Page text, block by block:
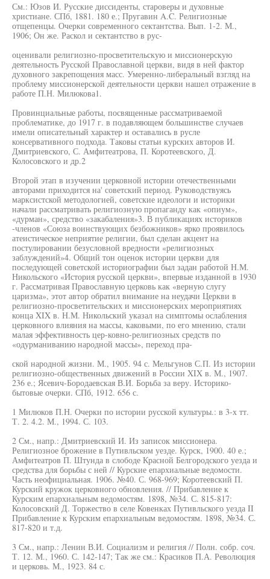
См.: Юзов И. Русские диссиденты, староверы и духовные
христиане. СПб, 1881. 180 е.; Пругавин A.C. Религиозные
отщепенцы. Очерки современного сектантства. Вып. 1-2. М.,
1906; Он же. Раскол и сектантство в рус-
оценивали религиозно-просветительскую и миссионерскую
деятельность Русской Православной церкви, видя в ней фактор
духовного закрепощения масс. Умеренно-либеральный взгляд на
проблему миссионерской деятельности церкви нашел отражение в
работе П.Н. Милюкова1.
Провинциальные работы, посвященные рассматриваемой
проблематике, до 1917 г. в подавляющем большинстве случаев
имели описательный характер и оставались в русле
консервативного подхода. Таковы статьи курских авторов И.
Дмитриевского, С. Амфитеатрова, П. Коротеевского, Д.
Колосовского и др.2
Второй этап в изучении церковной истории отечественными
авторами приходится на' советский период. Руководствуясь
марксистской методологией, советские идеологи и историки
начали рассматривать религиозную пропаганду как «опиум»,
«дурман», средство «закабаления»3. В публикациях историков
-членов «Союза воинствующих безбожников» ярко проявилось
атеистическое неприятие религии, был сделан акцент на
постулировании безусловной вредности «религиозных
заблуждений»4. Общий тон оценок истории церкви для
последующей советской историографии был задан работой Н.М.
Никольского «История русской церкви», впервые изданной в 1930
г. Рассматривая Православную церковь как «верную слугу
царизма», этот автор обратил внимание на неудачи Церкви в
религиозно-просветительских и миссионерских мероприятиях
конца XIX в. Н.М. Никольский указал на симптомы ослабления
церковного влияния на массы, каковыми, по его мнению, стали
малая эффективность цер-ковно-религиозных средств по
«одурманиванию народной массы», переход пра-
ской народной жизни. М., 1905. 94 с. Мельгунов С.П. Из истории
религиозно-общественных движений в России XIX в. М., 1907.
236 е.; Ясевич-Бородаевская В.И. Борьба за веру. Историко-
бытовые очерки. СПб, 1912. 656 с.
1 Милюков П.Н. Очерки по истории русской культуры.: в 3-х тт.
Т. 2. 4.2. М., 1994. С. 103.
2 См., напр.: Дмитриевский И. Из записок миссионера.
Религиозное брожение в Путивльском уезде. Курск, 1900. 40 е.;
Амфитеатров П. Штунда в слободе Красной Белгородского уезда и
средства для борьбы с ней // Курские епархиальные ведомости.
Часть неофициальная. 1906. №40. С. 968-969; Коротеевский П.
Курский кружок церковного обновления. // Прибавление к
Курским епархиальным ведомостям. 1898, №34. С. 815-817:
Колосовский Д. Торжество в селе Ковенках Путивльского уезда II
Прибавление к Курским епархиальным ведомостям. 1898, №34. С.
817-820 и т.д.
3 См., напр.: Ленин В.И. Социализм и религия // Полн. собр. соч.
Т. 12. М., 1960. С. 142-147; Так же см.: Красиков П.А. Революция
и церковь. М., 1923. 84 с.